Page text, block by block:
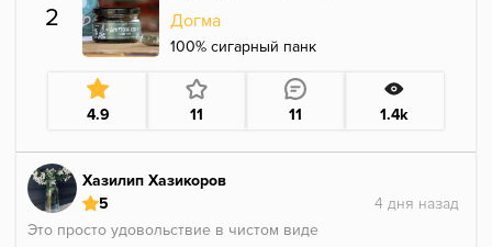
2 Догма
100% сигарный панк
4.9 11 11 1.4k
Хазилип Хазикоров
5
Это просто удовольствие в чистом виде